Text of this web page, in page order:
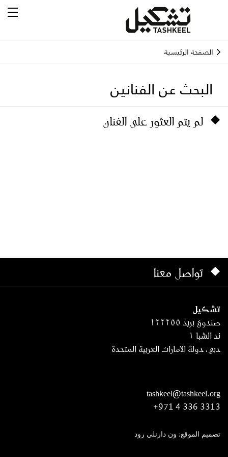
الصفحة الرئيسية
البحث عن الفنانين
لم يتم العثور على الفنان
تواصل معنا
تشكيل
صندوق بريد ١٢٢٢٥٥
ند الشبا ١
دبي، دولة الامارات العربية المتحدة
tashkeel@tashkeel.org
+971 4 336 3313
تصميم الموقع: ون دارنلي رود